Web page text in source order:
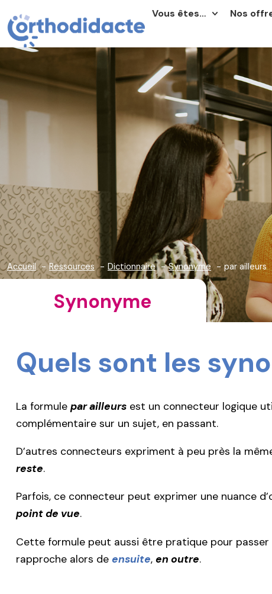
Vous êtes… Nos
Accueil Ressources Dictionnaire Synonyme par ailleurs
Synonyme
Quels sont les
La formule par ailleurs est un connecteur logique
complémentaire sur un sujet, en passant.
D’autres connecteurs expriment à peu près la
reste.
Parfois, ce connecteur peut exprimer une nuance
point de vue.
Cette formule peut aussi être pratique pour passer
rapproche alors de ensuite, en outre.